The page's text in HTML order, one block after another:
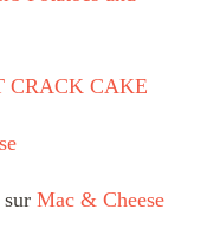
CRACK CAKE
sur Mac & Cheese